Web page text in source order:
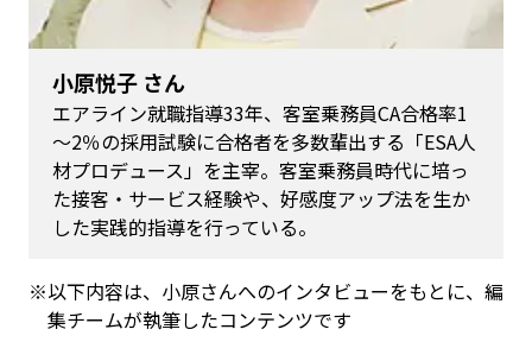
小原悦子 さん
エアライン就職指導33年、客室乗務員CA合格率1
～2％の採用試験に合格者を多数輩出する「ESA人
材プロデュース」を主宰。客室乗務員時代に培っ
た接客・サービス経験や、好感度アップ法を生か
した実践的指導を行っている。
※以下内容は、小原さんへのインタビューをもとに、編
集チームが執筆したコンテンツです